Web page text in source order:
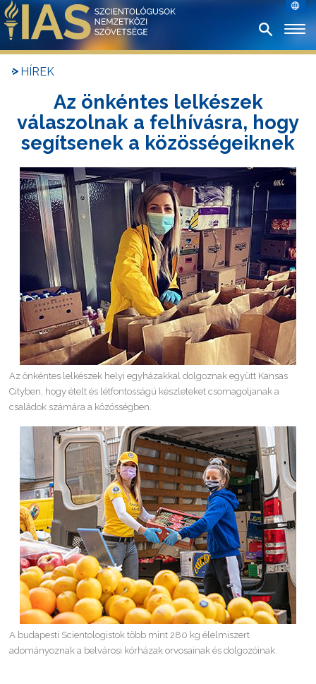
HÍREK
Az önkéntes lelkészek
válaszolnak a felhívásra, hogy
segítsenek a közösségeiknek
Az önkéntes lelkészek helyi egyházakkal dolgoznak együtt Kansas
Cityben, hogy ételt és létfontosságú készleteket csomagoljanak a
családok számára a közösségben.
A budapesti Scientologistok több mint 280 kg élelmiszert
adományoznak a belvárosi kórházak orvosainak és dolgozóinak.